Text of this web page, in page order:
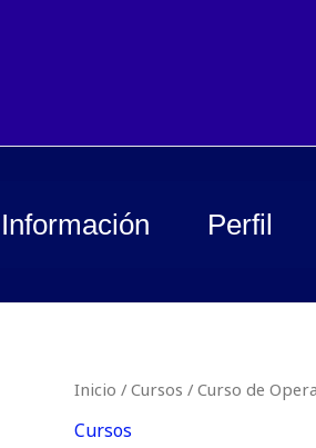
Información Perfil
Inicio /Cursos / Curso de
Cursos
Curso
de